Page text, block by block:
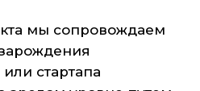
мы сопровождаем
стартапа